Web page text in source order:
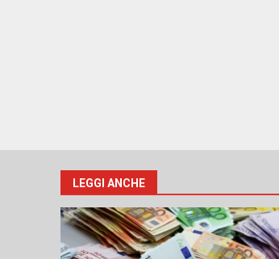
LEGGI ANCHE